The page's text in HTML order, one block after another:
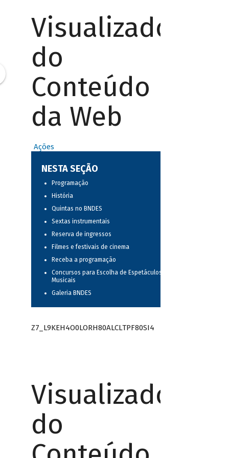
Visualizador
do
Conteúdo
da Web
Ações
NESTA SEÇÃO
Programação
História
Quintas no BNDES
Sextas instrumentais
Reserva de ingressos
Filmes e festivais de cinema
Receba a programação
Concursos para Escolha de Espetáculos
Musicais
Galeria BNDES
Z7_L9KEH4O0LORH80ALCLTPF80SI4
Visualizador
do